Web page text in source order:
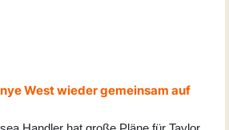
West wieder gemeinsam auf